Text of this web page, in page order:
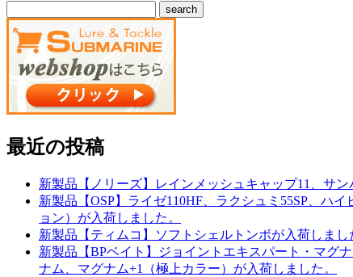
最近の投稿
新製品【ノリーズ】レインメッシュキャップ11、サ
新製品【OSP】ライゼ110HF、ラクシュミ55SP、ハ
ョン）が入荷しました。
新製品【ティムコ】ソフトシェルトンボが入荷しまし
新製品【BPベイト】ジョイントエキスパート・マグ
ナム、マグナム+1（極上カラー）が入荷しました。